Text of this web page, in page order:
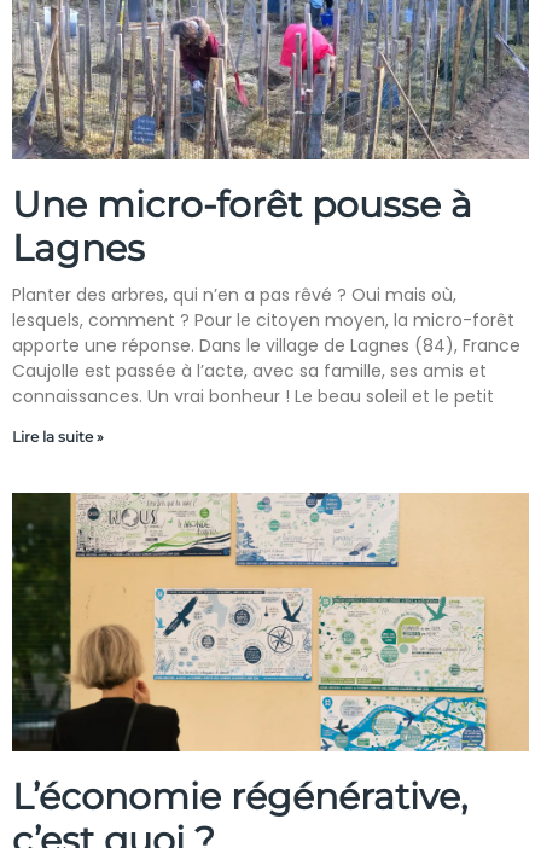
Une micro-forêt pousse à
Lagnes
Planter des arbres, qui n’en a pas rêvé ? Oui mais où,
lesquels, comment ? Pour le citoyen moyen, la micro-forêt
apporte une réponse. Dans le village de Lagnes (84), France
Caujolle est passée à l’acte, avec sa famille, ses amis et
connaissances. Un vrai bonheur ! Le beau soleil et le petit
Lire la suite »
L’économie régénérative,